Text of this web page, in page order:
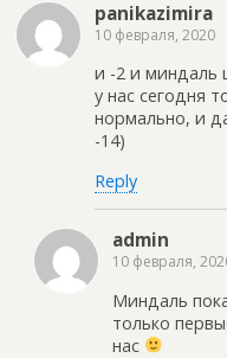
panikazimira
10 февраля, 2020
и -2 и миндаль
у нас сегодня
нормально, и
-14)
Reply
admin
10 февраля,
Миндаль
только
нас